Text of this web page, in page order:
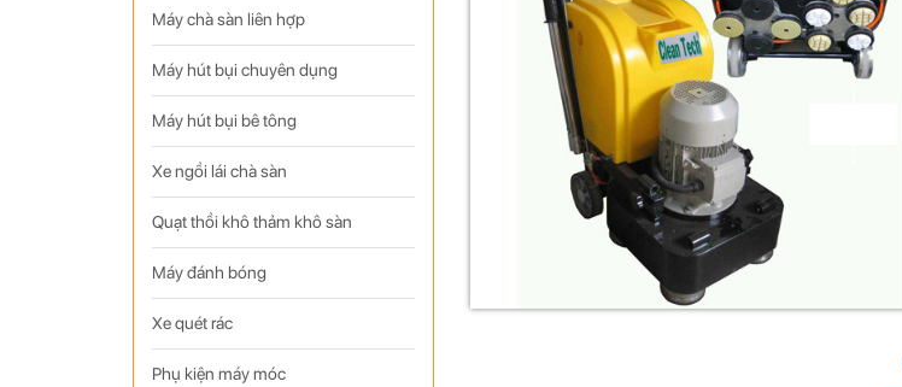
Máy chà sàn liên hợp
Máy hút bụi chuyên dụng
Máy hút bụi bê tông
Xe ngồi lái chà sàn
Quạt thồi khô thảm khô sàn
Máy đánh bóng
Xe quét rác
Phụ kiện máy móc